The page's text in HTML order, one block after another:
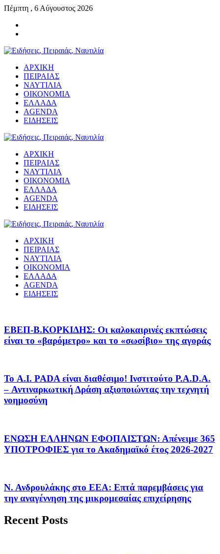
Πέμπτη , 6 Αύγουστος 2026
ΑΡΧΙΚΗ
ΠΕΙΡΑΙΑΣ
ΝΑΥΤΙΛΙΑ
ΟΙΚΟΝΟΜΙΑ
ΕΛΛΑΔΑ
AGENDA
ΕΙΔΗΣΕΙΣ
ΑΡΧΙΚΗ
ΠΕΙΡΑΙΑΣ
ΝΑΥΤΙΛΙΑ
ΟΙΚΟΝΟΜΙΑ
ΕΛΛΑΔΑ
AGENDA
ΕΙΔΗΣΕΙΣ
ΑΡΧΙΚΗ
ΠΕΙΡΑΙΑΣ
ΝΑΥΤΙΛΙΑ
ΟΙΚΟΝΟΜΙΑ
ΕΛΛΑΔΑ
AGENDA
ΕΙΔΗΣΕΙΣ
EΒΕΠ-Β.ΚΟΡΚΙΔΗΣ: Οι καλοκαιρινές εκπτώσεις
είναι το «βαρόμετρο» και το «σωσίβιο» της αγοράς
Το A.I. PADA είναι διαθέσιμο! Ινστιτούτο P.A.D.A.
– Αντιναρκωτική Δράση αξιοποιώντας την τεχνητή
νοημοσύνη
ΕΝΩΣΗ ΕΛΛΗΝΩΝ ΕΦΟΠΛΙΣΤΩΝ: Απένειμε 365
ΥΠΟΤΡΟΦΙΕΣ για το Ακαδημαϊκό έτος 2026-2027
Ν. Ανδρουλάκης στο ΕΕΑ: Επτά παρεμβάσεις για
την αναγέννηση της μικρομεσαίας επιχείρησης
Recent Posts